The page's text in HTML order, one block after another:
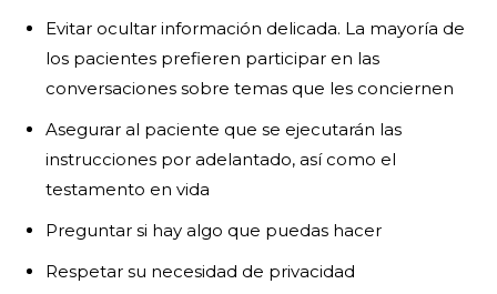
Evitar ocultar información delicada. La mayoría de
los pacientes prefieren participar en las
conversaciones sobre temas que les conciernen
Asegurar al paciente que se ejecutarán las
instrucciones por adelantado, así como el
testamento en vida
Preguntar si hay algo que puedas hacer
Respetar su necesidad de privacidad